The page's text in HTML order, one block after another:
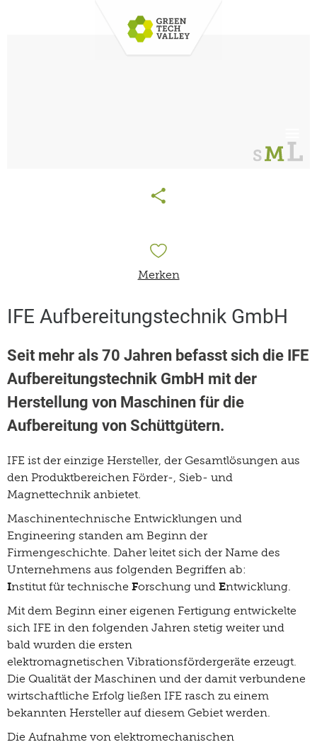
Merken
IFE Aufbereitungstechnik GmbH
Seit mehr als 70 Jahren befasst sich die IFE
Aufbereitungstechnik GmbH mit der
Herstellung von Maschinen für die
Aufbereitung von Schüttgütern.
IFE ist der einzige Hersteller, der Gesamtlösungen aus
den Produktbereichen Förder-, Sieb- und
Magnettechnik anbietet.
Maschinentechnische Entwicklungen und
Engineering standen am Beginn der
Firmengeschichte. Daher leitet sich der Name des
Unternehmens aus folgenden Begriffen ab:
Institut für technische Forschung und Entwicklung.
Mit dem Beginn einer eigenen Fertigung entwickelte
sich IFE in den folgenden Jahren stetig weiter und
bald wurden die ersten
elektromagnetischen Vibrationsfördergeräte erzeugt.
Die Qualität der Maschinen und der damit verbundene
wirtschaftliche Erfolg ließen IFE rasch zu einem
bekannten Hersteller auf diesem Gebiet werden.
Die Aufnahme von elektromechanischen